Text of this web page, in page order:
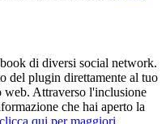
di diversi social network.
del plugin direttamente al tuo
web. Attraverso l'inclusione
che hai aperto la